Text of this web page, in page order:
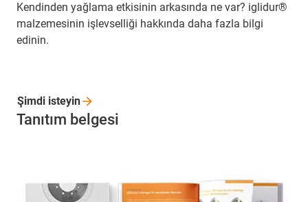
Kendinden yağlama etkisinin arkasında ne var? iglidur®
malzemesinin işlevselliği hakkında daha fazla bilgi
edinin.
Tanıtım belgesi
Şimdi isteyin